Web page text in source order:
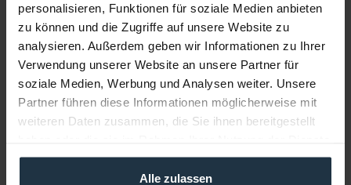
personalisieren, Funktionen für soziale Medien anbieten
zu können und die Zugriffe auf unsere Website zu
analysieren. Außerdem geben wir Informationen zu Ihrer
Verwendung unserer Website an unsere Partner für
soziale Medien, Werbung und Analysen weiter. Unsere
Partner führen diese Informationen möglicherweise mit
weiteren Daten zusammen, die Sie ihnen bereitgestellt
gesammelt haben.
Alle zulassen
Manufacturer & Product Safety Information
Folgende Infos zum Hersteller sind verfübar......more
More articles from +++ Swit +++ look at